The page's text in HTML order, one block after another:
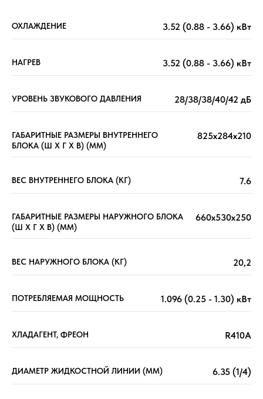
ОХЛАЖДЕНИЕ 3.52 (0.88 - 3.66) кВт
НАГРЕВ 3.52 (0.88 - 3.66) кВт
УРОВЕНЬ ЗВУКОВОГО ДАВЛЕНИЯ 28/38/38/40/42 дБ
ГАБАРИТНЫЕ РАЗМЕРЫ ВНУТРЕННЕГО
БЛОКА (Ш X Г X В) (ММ)
825x284x210
ВЕС ВНУТРЕННЕГО БЛОКА (КГ) 7.6
ГАБАРИТНЫЕ РАЗМЕРЫ НАРУЖНОГО БЛОКА
(Ш X Г X В) (ММ)
660x530x250
ВЕС НАРУЖНОГО БЛОКА (КГ) 20,2
ПОТРЕБЛЯЕМАЯ МОЩНОСТЬ 1.096 (0.25 - 1.30) кВт
ХЛАДАГЕНТ, ФРЕОН R410A
ДИАМЕТР ЖИДКОСТНОЙ ЛИНИИ (ММ) 6.35 (1/4)